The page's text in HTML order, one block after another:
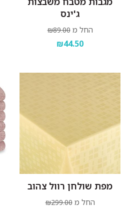
ג'ינס
החל מ ₪89.00
₪44.50
מפת שולחן רוול צהוב
החל מ ₪299.00